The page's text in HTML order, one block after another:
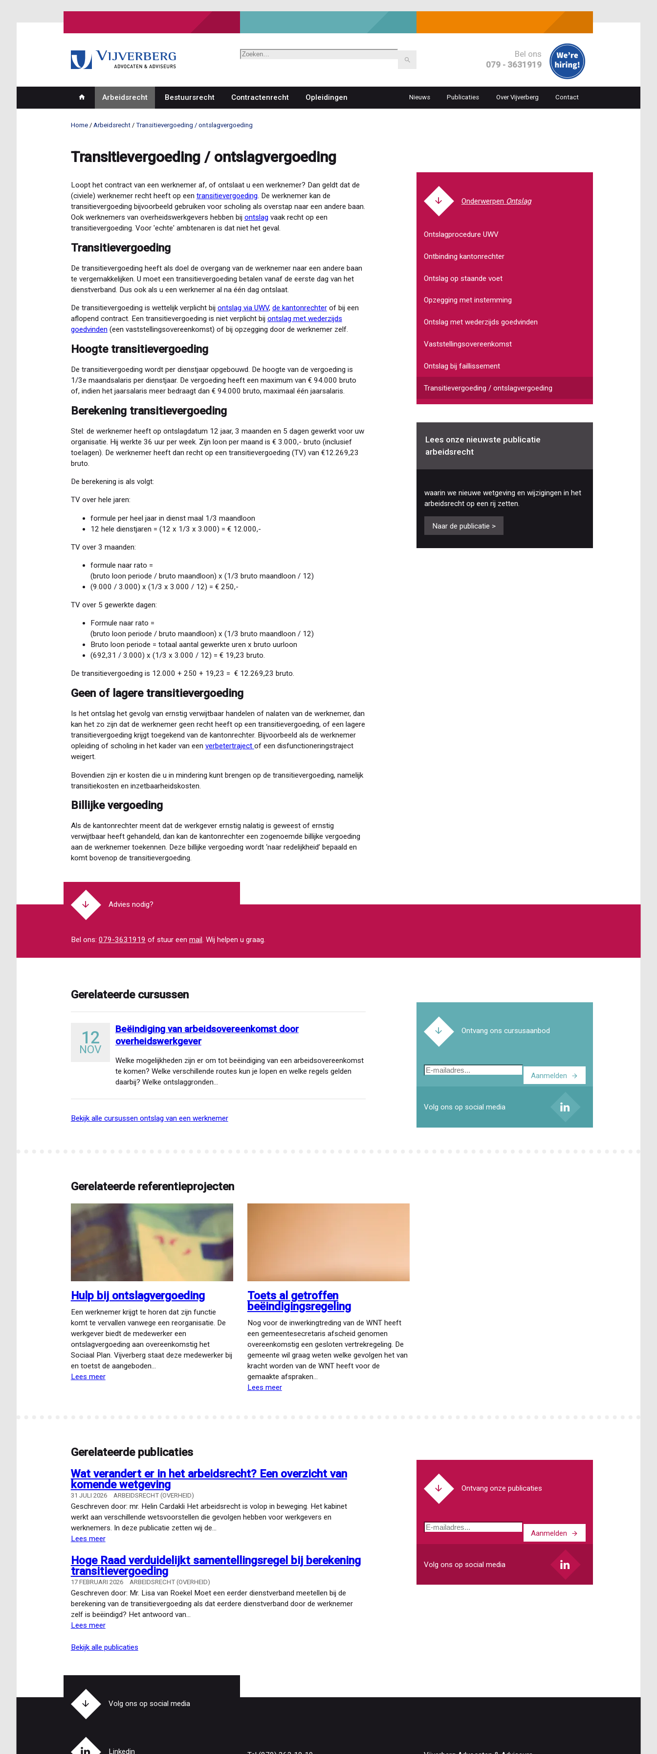
Zoeken
Bel ons
079 - 3631919
Hoofdnavigatie
Arbeidsrecht Bestuursrecht Contractenrecht Opleidingen
Top
navigation
Nieuws Publicaties Over Vijverberg Contact
Home Arbeidsrecht Transitievergoeding / ontslagvergoeding
Transitievergoeding / ontslagvergoeding
Loopt het contract van een werknemer af, of ontslaat u een werknemer? Dan geldt dat de
(civiele) werknemer recht heeft op een transitievergoeding. De werknemer kan de
transitievergoeding bijvoorbeeld gebruiken voor scholing als overstap naar een andere baan.
Ook werknemers van overheidswerkgevers hebben bij ontslagvaak recht op een
transitievergoeding. Voor 'echte' ambtenaren is dat niet het geval.
Transitievergoeding
De transitievergoeding heeft als doel de overgang van de werknemer naar een andere baan
te vergemakkelijken. U moet een transitievergoeding betalen vanaf de eerste dag van het
dienstverband. Dus ook als u een werknemer al na één dag ontslaat.
De transitievergoeding is wettelijk verplicht bij ontslag via UWV, de kantonrechterof bij een
aflopend contract. Een transitievergoeding is niet verplicht bij ontslag met wederzijds
goedvinden(een vaststellingsovereenkomst) of bij opzegging door de werknemer zelf.
Hoogte transitievergoeding
De transitievergoeding wordt per dienstjaar opgebouwd. De hoogte van de vergoeding is
1/3e maandsalaris per dienstjaar. De vergoeding heeft een maximum van € 94.000 bruto
of, indien het jaarsalaris meer bedraagt dan € 94.000 bruto, maximaal één jaarsalaris.
Berekening transitievergoeding
Stel: de werknemer heeft op ontslagdatum 12 jaar, 3 maanden en 5 dagen gewerkt voor uw
organisatie. Hij werkte 36 uur per week. Zijn loon per maand is € 3.000,- bruto (inclusief
toeIagen). De werknemer heeft dan recht op een transitievergoeding (TV) van €12.269,23
bruto.
De berekening is als volgt:
TV over hele jaren:
formule per heel jaar in dienst maal 1/3 maandloon
12 hele dienstjaren = (12 x 1/3 x 3.000) = € 12.000,-
TV over 3 maanden:
formule naar rato =
(bruto loon periode / bruto maandloon) x (1/3 bruto maandloon / 12)
(9.000 / 3.000) x (1/3 x 3.000 / 12) = € 250,-
TV over 5 gewerkte dagen:
Formule naar rato =
(bruto loon periode / bruto maandloon) x (1/3 bruto maandloon / 12)
Bruto loon periode = totaal aantal gewerkte uren x bruto uurloon
(692,31 / 3.000) x (1/3 x 3.000 / 12) = € 19,23 bruto.
De transitievergoeding is 12.000 + 250 + 19,23 = € 12.269,23 bruto.
Geen of lagere transitievergoeding
Is het ontslag het gevolg van ernstig verwijtbaar handelen of nalaten van de werknemer, dan
kan het zo zijn dat de werknemer geen recht heeft op een transitievergoeding, of een lagere
transitievergoeding krijgt toegekend van de kantonrechter. Bijvoorbeeld als de werknemer
opleiding of scholing in het kader van een verbetertraject of een disfunctioneringstraject
weigert.
Bovendien zijn er kosten die u in mindering kunt brengen op de transitievergoeding, namelijk
transitiekosten en inzetbaarheidskosten.
Billijke vergoeding
Als de kantonrechter meent dat de werkgever ernstig nalatig is geweest of ernstig
verwijtbaar heeft gehandeld, dan kan de kantonrechter een zogenoemde billijke vergoeding
aan de werknemer toekennen. Deze billijke vergoeding wordt ‘naar redelijkheid’ bepaald en
komt bovenop de transitievergoeding.
Ontslag
Ontslagprocedure UWV
Ontbinding kantonrechter
Ontslag op staande voet
Opzegging met instemming
Ontslag met wederzijds goedvinden
Vaststellingsovereenkomst
Ontslag bij faillissement
Transitievergoeding / ontslagvergoeding
Lees onze nieuwste publicatie
arbeidsrecht
waarin we nieuwe wetgeving en wijzigingen in het
arbeidsrecht op een rij zetten.
Naar de publicatie >
Advies nodig?
Bel ons: 079-3631919 of stuur een mail. Wij helpen u graag.
Gerelateerde cursussen
12
NOV
Beëindiging van arbeidsovereenkomst door
overheidswerkgever
Welke mogelijkheden zijn er om tot beëindiging van een arbeidsovereenkomst
te komen? Welke verschillende routes kun je lopen en welke regels gelden
daarbij? Welke ontslaggronden…
bekijk alle cursussen ontslag van een werknemer
Ontvang ons cursusaanbod
E-
Aanmelden
Volg ons op social media
Gerelateerde referentieprojecten
Hulp bij ontslagvergoeding
Een werknemer krijgt te horen dat zijn functie
komt te vervallen vanwege een reorganisatie. De
werkgever biedt de medewerker een
ontslagvergoeding aan overeenkomstig het
Sociaal Plan. Vijverberg staat deze medewerker bij
en toetst de aangeboden…
Lees meerover
Toets al getroffen
beëindigingsregeling
Nog voor de inwerkingtreding van de WNT heeft
een gemeentesecretaris afscheid genomen
overeenkomstig een gesloten vertrekregeling. De
gemeente wil graag weten welke gevolgen het van
kracht worden van de WNT heeft voor de
gemaakte afspraken…
Lees meerover
Gerelateerde publicaties
Wat verandert er in het arbeidsrecht? Een overzicht van
komende wetgeving
31 JULI 2026 ARBEIDSRECHT (OVERHEID)
Geschreven door: mr. Helin Cardakli Het arbeidsrecht is volop in beweging. Het kabinet
werkt aan verschillende wetsvoorstellen die gevolgen hebben voor werkgevers en
werknemers. In deze publicatie zetten wij de…
Lees meerover
verandert
er
in
het
arbeidsrecht?
Een
overzicht
komende
Hoge Raad verduidelijkt samentellingsregel bij berekening
transitievergoeding
17 FEBRUARI 2026 ARBEIDSRECHT (OVERHEID)
Geschreven door: Mr. Lisa van Roekel Moet een eerder dienstverband meetellen bij de
berekening van de transitievergoeding als dat eerdere dienstverband door de werknemer
zelf is beëindigd? Het antwoord van…
Lees meerover
Raad
transitievergoeding
bekijk alle publicaties
Ontvang onze publicaties
E-
Aanmelden
Volg ons op social media
Volg ons op social media
Linkedin